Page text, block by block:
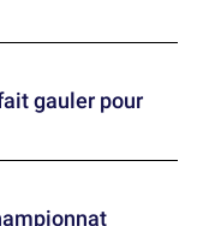
gauler pour